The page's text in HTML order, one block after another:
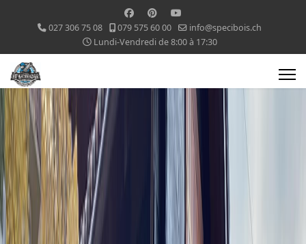
027 306 75 08 079 575 60 00
info@specibois.ch
Lundi-Vendredi de 8:00 à 17:30